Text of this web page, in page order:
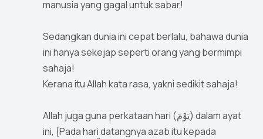
manusia yang gagal untuk sabar!
Sedangkan dunia ini cepat berlalu, bahawa dunia
ini hanya sekejap seperti orang yang bermimpi
sahaja!
Kerana itu Allah kata rasa, yakni sedikit sahaja!
Allah juga guna perkataan hari (يَوْمَ) dalam ayat
ini, {Pada hari datangnya azab itu kepada